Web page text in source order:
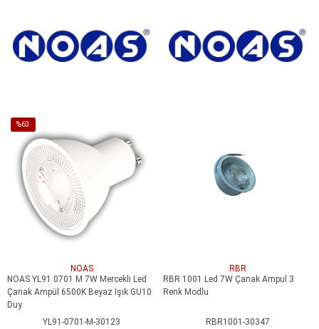
%63
İndirim
%63İndirim
NOAS
NOAS YL91 0701 M 7W Mercekli Led
Çanak Ampül 6500K Beyaz Işık GU10
Duy
YL91-0701-M-30123
RBR
RBR 1001 Led 7W Çanak Ampul 3
Renk Modlu
RBR1001-30347